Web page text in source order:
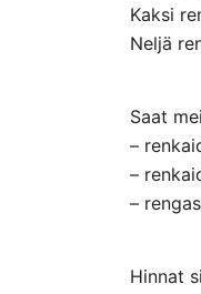
Kaksi
Neljä
Saat
–
–
–
Hinnat